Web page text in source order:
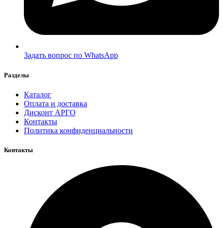
Задать вопрос по WhatsApp
Разделы
Каталог
Оплата и доставка
Дисконт АРГО
Контакты
Политика конфиденциальности
Контакты